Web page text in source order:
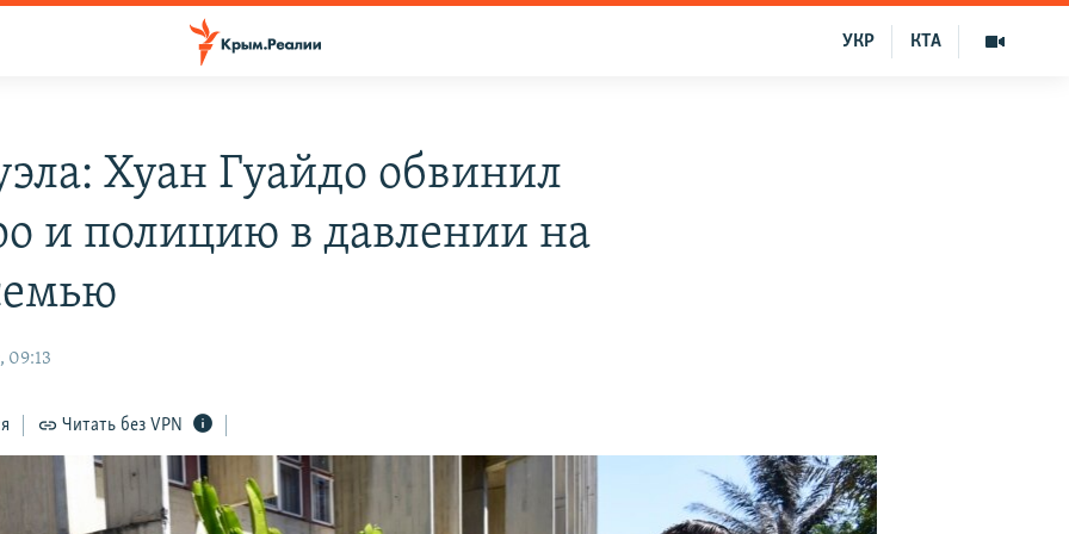
КТА
УКР
Хуан Гуайдо обвинил
и полицию в давлении на
09:13
Читать без VPN